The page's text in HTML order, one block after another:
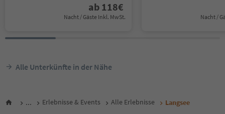
ab 118€
Nacht / Gäste Inkl. MwSt. Nacht /
Alle Unterkünfte in der Nähe
... Erlebnisse & Events Alle Erlebnisse Langsee